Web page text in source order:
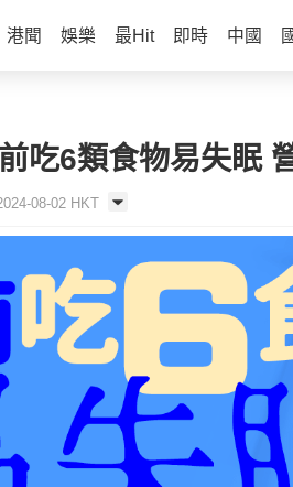
港聞 娛樂 最Hit 即時 中國
吃6類食物易失眠
08-02 HKT